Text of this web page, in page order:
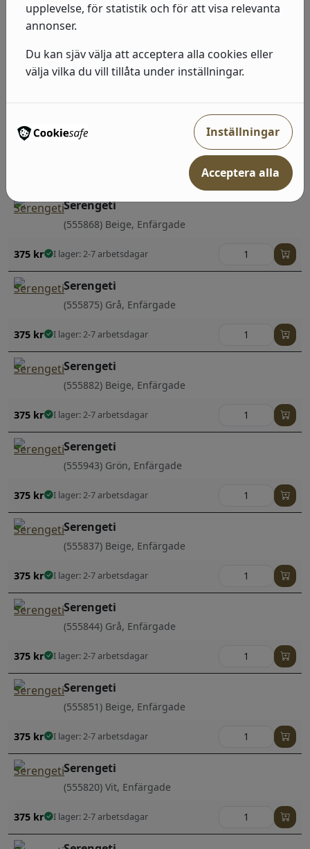
375kr I lager: 2-7 arbetsdagar
(555950) Blå, Enfärgade
Serengeti
(555974) Svart, Enfärgade
Serengeti
(555868) Beige, Enfärgade
375 kr I lager: 2-7 arbetsdagar
Serengeti
(555875) Grå, Enfärgade
375 kr I lager: 2-7 arbetsdagar
Serengeti
(555882) Beige, Enfärgade
375 kr I lager: 2-7 arbetsdagar
Serengeti
(555943) Grön, Enfärgade
375 kr I lager: 2-7 arbetsdagar
Serengeti
(555837) Beige, Enfärgade
375 kr I lager: 2-7 arbetsdagar
Serengeti
(555844) Grå, Enfärgade
375 kr I lager: 2-7 arbetsdagar
Serengeti
(555851) Beige, Enfärgade
375 kr I lager: 2-7 arbetsdagar
Serengeti
(555820) Vit, Enfärgade
375 kr I lager: 2-7 arbetsdagar
upplevelse, för statistik och för att visa relevanta
annonser.
Du kan sjäv välja att acceptera alla cookies eller
välja vilka du vill tillåta under inställningar.
Inställningar
Acceptera alla